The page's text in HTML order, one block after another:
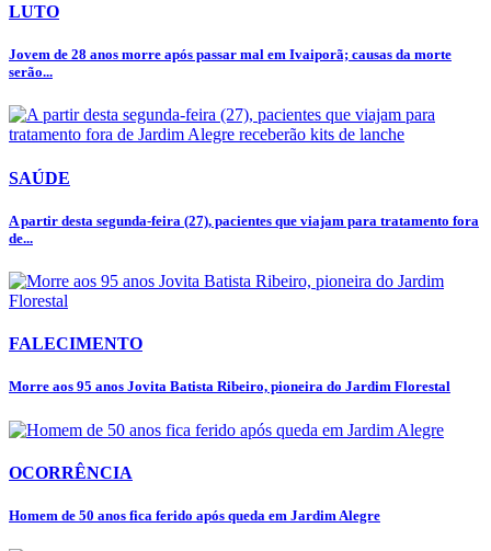
LUTO
Jovem de 28 anos morre após passar mal em Ivaiporã; causas da morte
serão...
SAÚDE
A partir desta segunda-feira (27), pacientes que viajam para tratamento fora
de...
FALECIMENTO
Morre aos 95 anos Jovita Batista Ribeiro, pioneira do Jardim Florestal
OCORRÊNCIA
Homem de 50 anos fica ferido após queda em Jardim Alegre